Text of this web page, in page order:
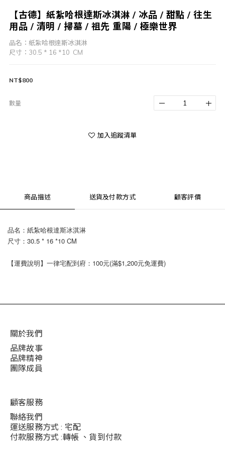
【古德】紙紮哈根達斯冰淇淋 / 冰品 / 甜點 / 往生
用品 / 清明 / 掃墓 / 祖先 重陽 / 極樂世界
品名：紙紮哈根達斯冰淇淋
尺寸：30.5 * 16 *10  CM
NT$800
數量
加入追蹤清單
商品描述 送貨及付款方式 顧客評價
品名：紙紮哈根達斯冰淇淋
尺寸：30.5 * 16 *10 CM
【運費說明】一律宅配到府：100元(滿$1,200元免運費)
關於我們
品牌故事
品牌精神
團隊成員
顧客服務
聯絡我們
運送服務方式 : 宅配
付款服務方式 :轉帳 、貨到付款